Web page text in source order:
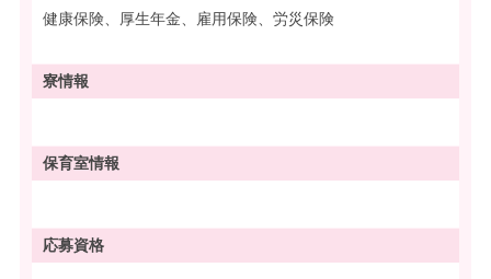
健康保険、厚生年金、雇用保険、労災保険
寮情報
保育室情報
応募資格